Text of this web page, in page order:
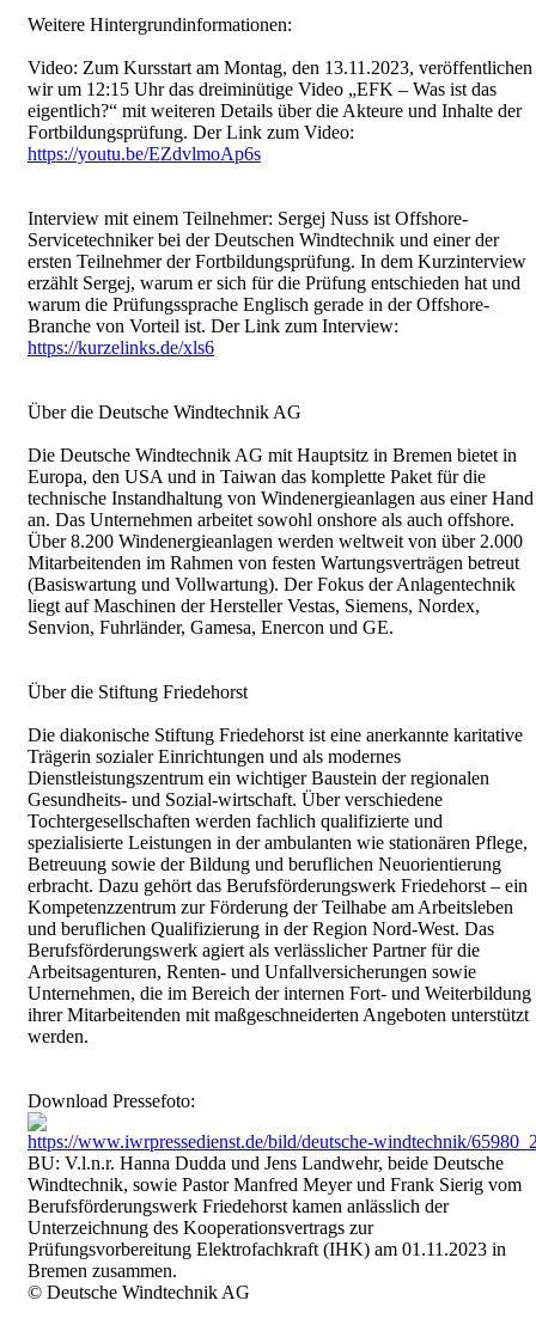
Weitere Hintergrundinformationen:
Video: Zum Kursstart am Montag, den 13.11.2023, veröffentlichen
wir um 12:15 Uhr das dreiminütige Video „EFK – Was ist das
eigentlich?“ mit weiteren Details über die Akteure und Inhalte der
Fortbildungsprüfung. Der Link zum Video:
https://youtu.be/EZdvlmoAp6s
Interview mit einem Teilnehmer: Sergej Nuss ist Offshore-
Servicetechniker bei der Deutschen Windtechnik und einer der
ersten Teilnehmer der Fortbildungsprüfung. In dem Kurzinterview
erzählt Sergej, warum er sich für die Prüfung entschieden hat und
warum die Prüfungssprache Englisch gerade in der Offshore-
Branche von Vorteil ist. Der Link zum Interview:
https://kurzelinks.de/xls6
Über die Deutsche Windtechnik AG
Die Deutsche Windtechnik AG mit Hauptsitz in Bremen bietet in
Europa, den USA und in Taiwan das komplette Paket für die
technische Instandhaltung von Windenergieanlagen aus einer Hand
an. Das Unternehmen arbeitet sowohl onshore als auch offshore.
Über 8.200 Windenergieanlagen werden weltweit von über 2.000
Mitarbeitenden im Rahmen von festen Wartungsverträgen betreut
(Basiswartung und Vollwartung). Der Fokus der Anlagentechnik
liegt auf Maschinen der Hersteller Vestas, Siemens, Nordex,
Senvion, Fuhrländer, Gamesa, Enercon und GE.
Über die Stiftung Friedehorst
Die diakonische Stiftung Friedehorst ist eine anerkannte karitative
Trägerin sozialer Einrichtungen und als modernes
Dienstleistungszentrum ein wichtiger Baustein der regionalen
Gesundheits- und Sozial-wirtschaft. Über verschiedene
Tochtergesellschaften werden fachlich qualifizierte und
spezialisierte Leistungen in der ambulanten wie stationären Pflege,
Betreuung sowie der Bildung und beruflichen Neuorientierung
erbracht. Dazu gehört das Berufsförderungswerk Friedehorst – ein
Kompetenzzentrum zur Förderung der Teilhabe am Arbeitsleben
und beruflichen Qualifizierung in der Region Nord-West. Das
Berufsförderungswerk agiert als verlässlicher Partner für die
Arbeitsagenturen, Renten- und Unfallversicherungen sowie
Unternehmen, die im Bereich der internen Fort- und Weiterbildung
ihrer Mitarbeitenden mit maßgeschneiderten Angeboten unterstützt
werden.
Download Pressefoto:
https://www.iwrpressedienst.de/bild/deutsche-windtechnik/
BU: V.l.n.r. Hanna Dudda und Jens Landwehr, beide Deutsche
Windtechnik, sowie Pastor Manfred Meyer und Frank Sierig vom
Berufsförderungswerk Friedehorst kamen anlässlich der
Unterzeichnung des Kooperationsvertrags zur
Prüfungsvorbereitung Elektrofachkraft (IHK) am 01.11.2023 in
Bremen zusammen.
© Deutsche Windtechnik AG